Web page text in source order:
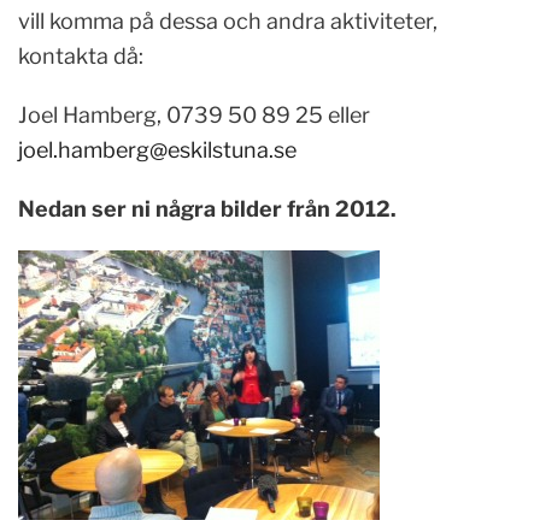
vill komma på dessa och andra aktiviteter,
kontakta då:
Joel Hamberg, 0739 50 89 25 eller
joel.hamberg@eskilstuna.se
Nedan ser ni några bilder från 2012.